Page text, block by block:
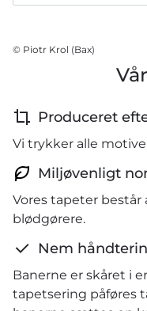
© Piotr Krol (Bax)
Produceret
Vi trykker alle
Miljøvenligt
Vores tapeter består
blødgørere.
Nem
Banerne er skåret i
tapetsering påføres